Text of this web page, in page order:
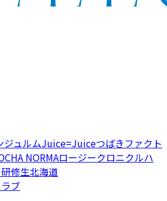
ジュルムJuice=Juiceつばきファクト
NORMAロージークロニクルハ
修生北海道
ブ